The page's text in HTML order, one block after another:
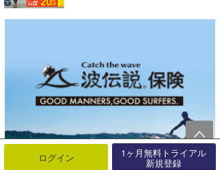
ログイン 1ヶ月無料トライアル
新規登録